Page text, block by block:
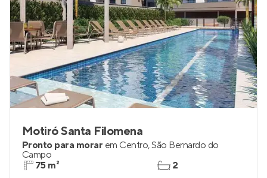
Motiró Santa Filomena
Pronto para morar em Centro,São Bernardo do
Campo
75 m²
2